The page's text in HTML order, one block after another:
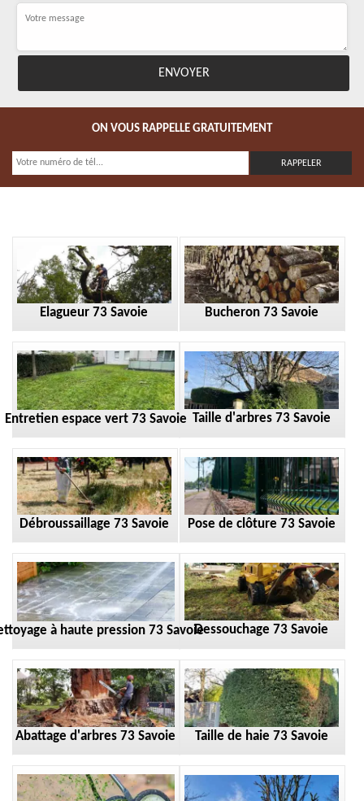
ON VOUS RAPPELLE GRATUITEMENT
Elagueur 73 Savoie Bucheron 73 Savoie
Entretien espace vert 73 Savoie Taille d'arbres 73 Savoie
Débroussaillage 73 Savoie Pose de clôture 73 Savoie
à haute pression 73 SavoieDessouchage 73 Savoie
Abattage d'arbres 73 Savoie Taille de haie 73 Savoie